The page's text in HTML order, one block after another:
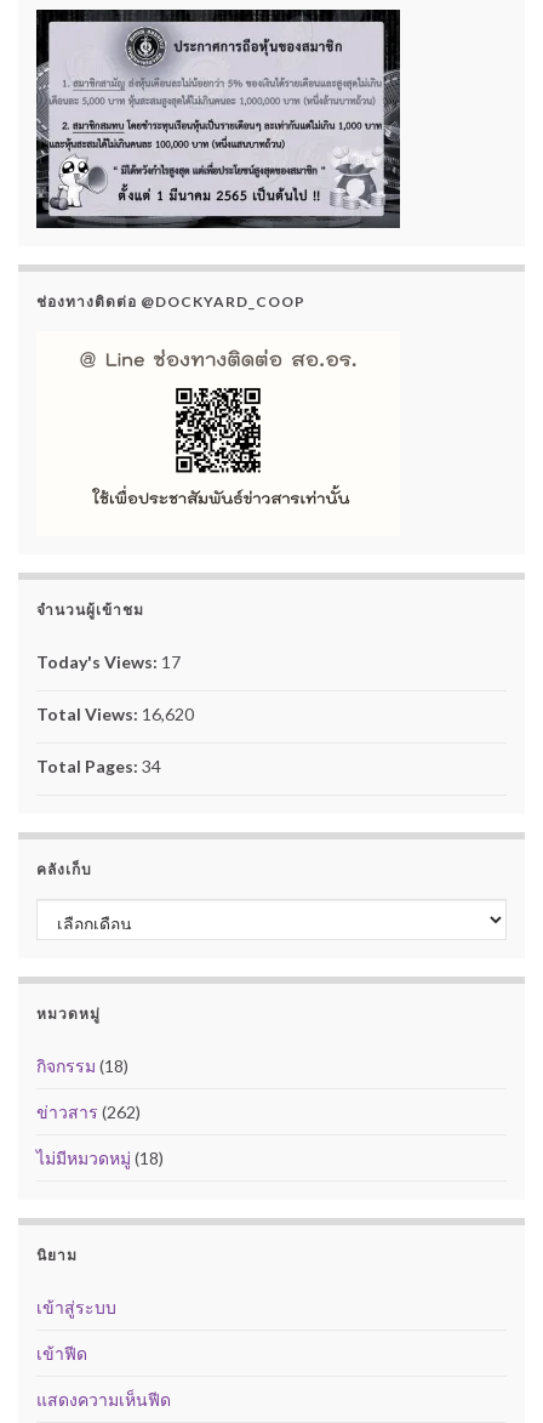
ช่องทางติดต่อ @DOCKYARD_COOP
จำนวนผู้เข้าชม
Today's Views: 17
Total Views: 16,620
Total Pages: 34
คลังเก็บ
คลังเก็บ
หมวดหมู่
กิจกรรม (18)
ข่าวสาร (262)
ไม่มีหมวดหมู่ (18)
นิยาม
เข้าสู่ระบบ
เข้าฟีด
แสดงความเห็นฟีด